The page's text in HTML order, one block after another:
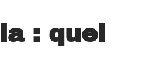
: quel